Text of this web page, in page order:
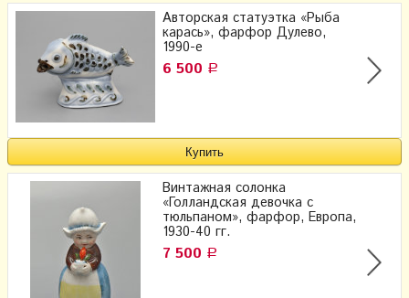
Авторская статуэтка «Рыба
карась», фарфор Дулево,
1990-е
6 500 Р
Винтажная солонка
«Голландская девочка с
тюльпаном», фарфор, Европа,
1930-40 гг.
7 500 Р